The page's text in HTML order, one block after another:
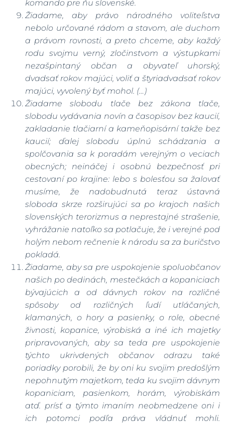
komando pre ňu slovenské.
Žiadame, aby právo národného voliteľstva
nebolo určované rádom a stavom, ale duchom
a právom rovnosti, a preto chceme, aby každý
rodu svojmu verný, zločinstvom a výstupkami
nezašpintaný občan a obyvateľ uhorský,
dvadsať rokov majúci, voliť a štyriadvadsať rokov
majúci, vyvolený byť mohol. (…)
Žiadame slobodu tlače bez zákona tlače,
slobodu vydávania novín a časopisov bez kaucií,
zakladanie tlačiarní a kameňopisární takže bez
kaucií; ďalej slobodu úplnú schádzania a
spolčovania sa k poradám verejným o veciach
obecných; neináčej i osobnú bezpečnosť pri
cestovaní po krajine: lebo s bolesťou sa žalovať
musíme, že nadobudnutá teraz ústavná
sloboda skrze rozširujúci sa po krajoch našich
slovenských terorizmus a neprestajné strašenie,
vyhrážanie natoľko sa potlačuje, že i verejné pod
holým nebom rečnenie k národu sa za buričstvo
pokladá.
Žiadame, aby sa pre uspokojenie spoluobčanov
našich po dedinách, mestečkách a kopaniciach
bývajúcich a od dávnych rokov na rozličné
spôsoby od rozličných ľudí utláčaných,
klamaných, o hory a pasienky, o role, obecné
živnosti, kopanice, výrobiská a iné ich majetky
pripravovaných, aby sa teda pre uspokojenie
týchto ukrivdených občanov odrazu také
poriadky porobili, že by oni ku svojim predošlým
nepohnutým majetkom, teda ku svojim dávnym
kopaniciam, pasienkom, horám, výrobiskám
atď. prísť a týmto imaním neobmedzene oni i
ich potomci podľa práva vládnuť mohli.